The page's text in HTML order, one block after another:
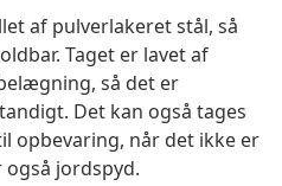
af pulverlakeret stål, så
Taget er lavet af
så det er
Det kan også tages
opbevaring, når det ikke er
jordspyd.